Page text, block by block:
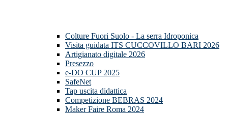
Colture Fuori Suolo - La serra Idroponica
Visita guidata ITS CUCCOVILLO BARI 2026
Artigianato digitale 2026
Presezzo
e-DO CUP 2025
SafeNet
Tap uscita didattica
Competizione BEBRAS 2024
Maker Faire Roma 2024